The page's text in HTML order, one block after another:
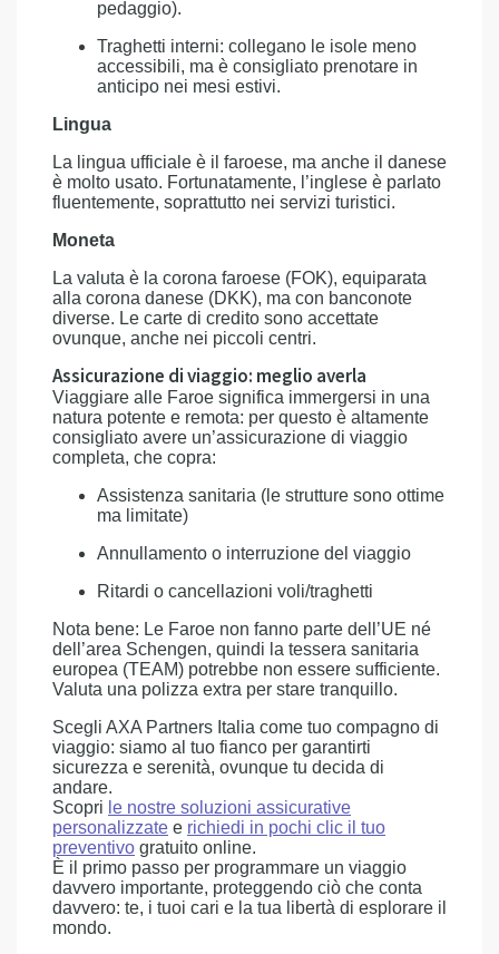
pedaggio).
Traghetti interni: collegano le isole meno
accessibili, ma è consigliato prenotare in
anticipo nei mesi estivi.
Lingua
La lingua ufficiale è il faroese, ma anche il danese
è molto usato. Fortunatamente, l’inglese è parlato
fluentemente, soprattutto nei servizi turistici.
Moneta
La valuta è la corona faroese (FOK), equiparata
alla corona danese (DKK), ma con banconote
diverse. Le carte di credito sono accettate
ovunque, anche nei piccoli centri.
Assicurazione di viaggio: meglio averla
Viaggiare alle Faroe significa immergersi in una
natura potente e remota: per questo è altamente
consigliato avere un’assicurazione di viaggio
completa, che copra:
Assistenza sanitaria (le strutture sono ottime
ma limitate)
Annullamento o interruzione del viaggio
Ritardi o cancellazioni voli/traghetti
Nota bene: Le Faroe non fanno parte dell’UE né
dell’area Schengen, quindi la tessera sanitaria
europea (TEAM) potrebbe non essere sufficiente.
Valuta una polizza extra per stare tranquillo.
Scegli AXA Partners Italia come tuo compagno di
viaggio: siamo al tuo fianco per garantirti
sicurezza e serenità, ovunque tu decida di
andare.
Scopri le nostre soluzioni assicurative
personalizzate e richiedi in pochi clic il tuo
preventivo gratuito online.
È il primo passo per programmare un viaggio
davvero importante, proteggendo ciò che conta
davvero: te, i tuoi cari e la tua libertà di esplorare il
mondo.